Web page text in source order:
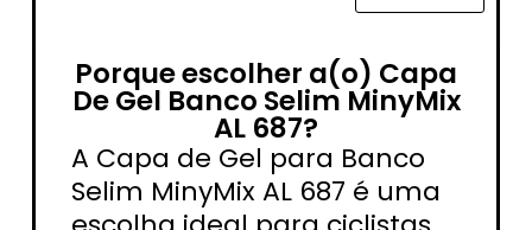
Porque escolher a(o) Capa
De Gel Banco Selim MinyMix
AL 687?
A Capa de Gel para Banco
Selim MinyMix AL 687 é uma